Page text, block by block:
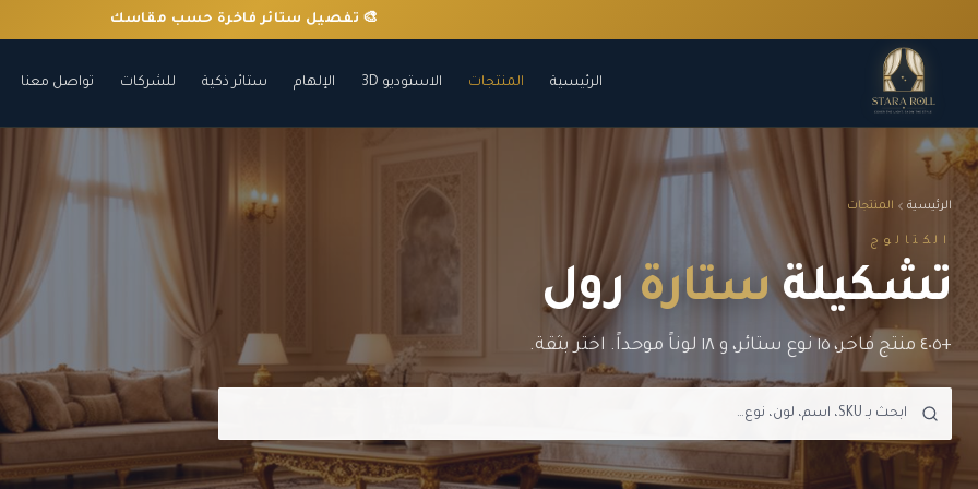
🛠️ تركيب احترافي داخل الرياض
الرئيسية المنتجات الاستوديو 3D الإلهام ستائر ذكية للشركات تواصل معنا
الرئيسية المنتجات
الكتالوج
تشكيلةستارةرول
+٤٠٥ منتج فاخر، ١٥ نوع ستائر، و ١٨ لوناً موحداً. اختر بثقة.